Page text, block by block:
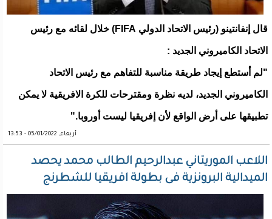
قال إنفانتينو (رئيس الاتحاد الدولي FIFA) خلال لقائه مع رئيس
الاتحاد الكاميروني الجديد :
"لم أستطع إيجاد طريقة مناسبة للتفاهم مع رئيس الاتحاد
الكاميروني الجديد، لديه نظرة ومقترحات للكرة الافريقية لا يمكن
تطبيقها على أرض الواقع لأن إفريقيا ليست أوروبا."
أربعاء, 05/01/2022 - 13:53
اللاعب الموريتاني عبدالرحيم الطالب محمد يحصد
الميدالية البرونزية فى بطولة افريقيا للشطرنج